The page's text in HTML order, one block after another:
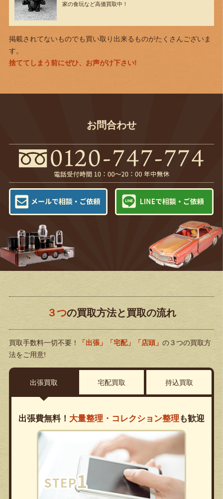
家の食玩など高価買取中！
掲載されてないものでも買い取り出来るものがたくさんございま
す。
捨ててしまう前にぜひ、お声がけ下さい!
お問合わせ
３つの買取方法と買取の流れ
買取手数料一切不要！ 「出張」「宅配」「店頭」 の３つの買取方
法をご用意!
出張買取 宅配買取 持込買取
出張費無料！ 大量整理・コレクション整理 も歓迎